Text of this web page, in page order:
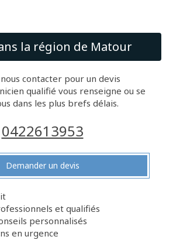
la région de Matour
contacter pour un devis
qualifié vous renseigne ou se
dans les plus brefs délais.
0422613953
Demander un devis
et qualifiés
personnalisés
en urgence